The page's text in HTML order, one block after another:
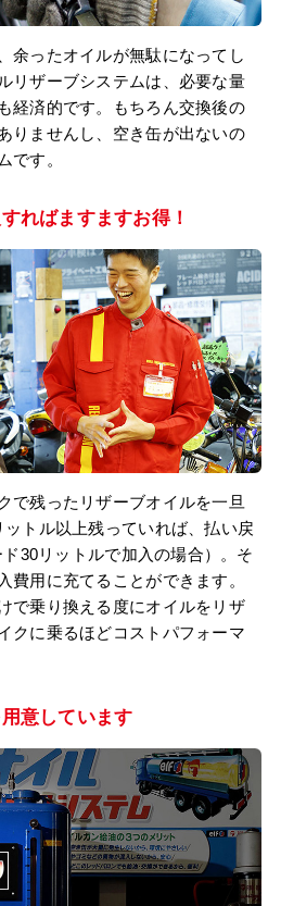
余ったオイルが無駄になってし
リザーブシステムは、必要な量
経済的です。もちろん交換後の
りませんし、空き缶が出ないの
です。
ればますますお得！
で残ったリザーブオイルを一旦
トル以上残っていれば、払い戻
30リットルで加入の場合）。そ
費用に充てることができます。
で乗り換える度にオイルをリザ
クに乗るほどコストパフォーマ
意しています